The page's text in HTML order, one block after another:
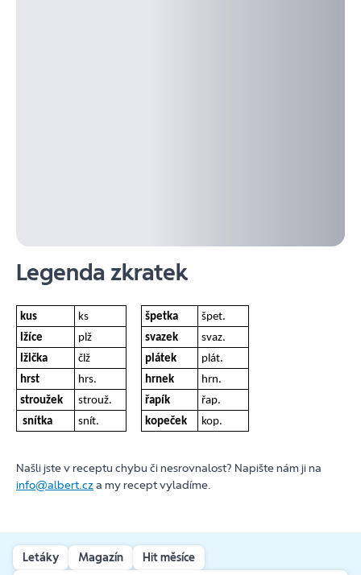
Legenda zkratek
kus ks špetka
špet.
lžíce
plž svazek
svaz.
lžička
člž plátek
plát.
hrst
hrs. hrnek
hrn.
stroužek
strouž. řapík
řap.
snítka
snít. kopeček kop.
Našli jste v receptu chybu či nesrovnalost? Napište nám ji na
info@albert.cza my recept vyladíme.
Letáky Magazín Hit měsíce